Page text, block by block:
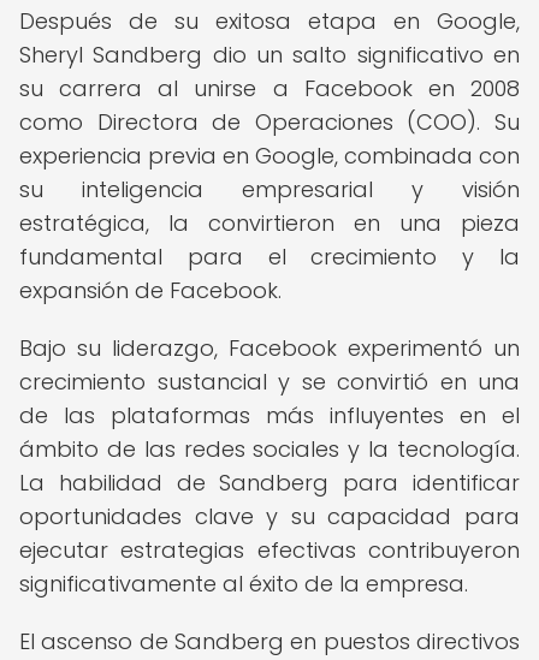
Después de su exitosa etapa en Google,
Sheryl Sandberg dio un salto significativo en
su carrera al unirse a Facebook en 2008
como Directora de Operaciones (COO). Su
experiencia previa en Google, combinada con
su inteligencia empresarial y visión
estratégica, la convirtieron en una pieza
fundamental para el crecimiento y la
expansión de Facebook.
Bajo su liderazgo, Facebook experimentó un
crecimiento sustancial y se convirtió en una
de las plataformas más influyentes en el
ámbito de las redes sociales y la tecnología.
La habilidad de Sandberg para identificar
oportunidades clave y su capacidad para
ejecutar estrategias efectivas contribuyeron
significativamente al éxito de la empresa.
El ascenso de Sandberg en puestos directivos